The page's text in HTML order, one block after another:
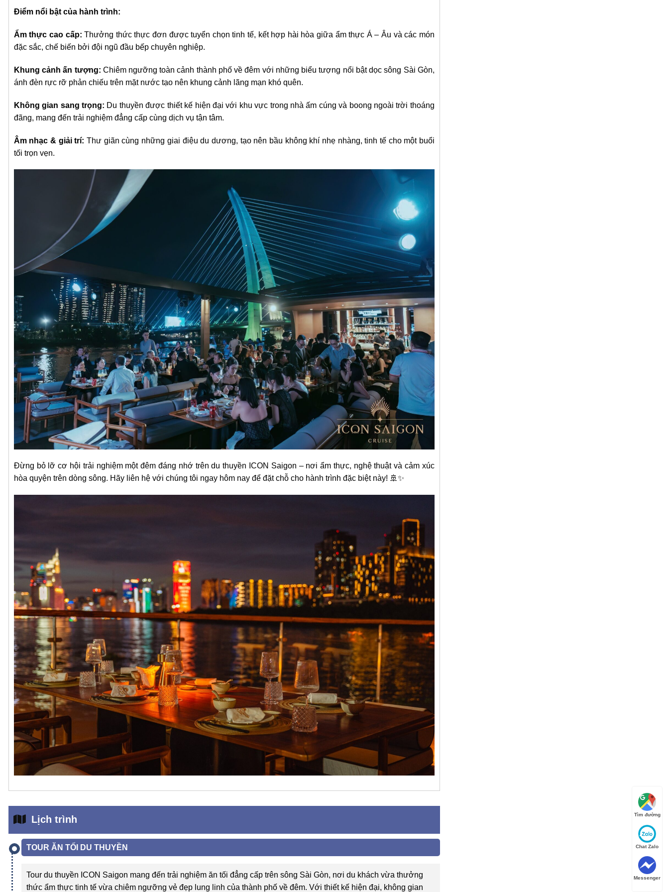
Điểm nổi bật của hành trình:
Ẩm thực cao cấp: Thưởng thức thực đơn được tuyển chọn tinh tế, kết hợp hài hòa giữa ẩm thực Á – Âu và các món
đặc sắc, chế biến bởi đội ngũ đầu bếp chuyên nghiệp.
Khung cảnh ấn tượng: Chiêm ngưỡng toàn cảnh thành phố về đêm với những biểu tượng nổi bật dọc sông Sài Gòn,
ánh đèn rực rỡ phản chiếu trên mặt nước tạo nên khung cảnh lãng mạn khó quên.
Không gian sang trọng: Du thuyền được thiết kế hiện đại với khu vực trong nhà ấm cúng và boong ngoài trời thoáng
đãng, mang đến trải nghiệm đẳng cấp cùng dịch vụ tận tâm.
Âm nhạc & giải trí: Thư giãn cùng những giai điệu du dương, tạo nên bầu không khí nhẹ nhàng, tinh tế cho một buổi
tối trọn vẹn.
Đừng bỏ lỡ cơ hội trải nghiệm một đêm đáng nhớ trên du thuyền ICON Saigon – nơi ẩm thực, nghệ thuật và cảm xúc
hòa quyện trên dòng sông. Hãy liên hệ với chúng tôi ngay hôm nay để đặt chỗ cho hành trình đặc biệt này! 🚢✨
Lịch trình
TOUR ĂN TỐI DU THUYỀN
Tour du thuyền ICON Saigon mang đến trải nghiệm ăn tối đẳng cấp trên sông Sài Gòn, nơi du khách vừa thưởng
thức ẩm thực tinh tế vừa chiêm ngưỡng vẻ đẹp lung linh của thành phố về đêm. Với thiết kế hiện đại, không gian
Tìm đường
Chat Zalo
Messenger